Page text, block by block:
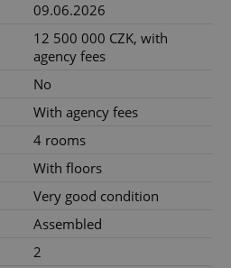
09.06.2026
12 500 000 CZK, with
agency fees
No
With agency fees
4 rooms
With floors
Very good condition
Assembled
2